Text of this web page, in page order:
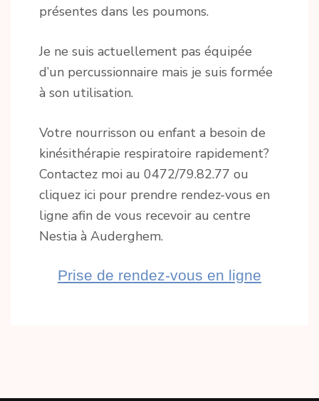
présentes dans les poumons.
Je ne suis actuellement pas équipée
d’un percussionnaire mais je suis formée
à son utilisation.
Votre nourrisson ou enfant a besoin de
kinésithérapie respiratoire rapidement?
Contactez moi au 0472/79.82.77 ou
cliquez ici pour prendre rendez-vous en
ligne afin de vous recevoir au centre
Nestia à Auderghem.
Prise de rendez-vous en ligne